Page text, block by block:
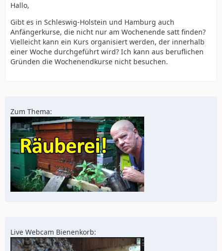
Hallo,
Gibt es in Schleswig-Holstein und Hamburg auch
Anfängerkurse, die nicht nur am Wochenende satt finden?
Vielleicht kann ein Kurs organisiert werden, der innerhalb
einer Woche durchgeführt wird? Ich kann aus beruflichen
Gründen die Wochenendkurse nicht besuchen.
Zum Thema:
Live Webcam Bienenkorb: